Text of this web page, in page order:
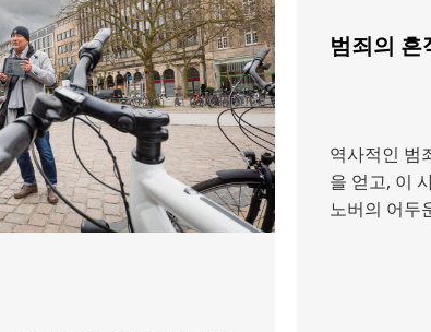
FI
ZH
JA
UK
BG
범죄의 흔
역사적인 범
을 얻고, 이
노버의 어두